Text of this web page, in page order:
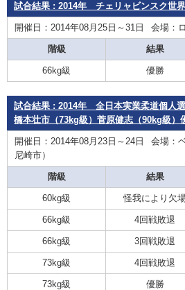
試合結果 : 2014年 チェリャビンスク世界
開催日：2014年08月25日～31日 会場：
階級 結果
66kg級 優勝
試合結果 : 2014年 全日本実業柔道個人
橋本壮市（73kg級）菅原健志（90kg級）
開催日：2014年08月23日～24日
会場：
尼崎市）
階級 結果
60kg級 怪我により欠
66kg級 4回戦敗退
66kg級 3回戦敗退
73kg級 4回戦敗退
73kg級 優勝